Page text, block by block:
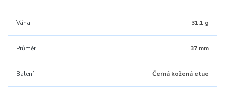
Váha 31,1 g
Průměr 37 mm
Balení Černá kožená etue